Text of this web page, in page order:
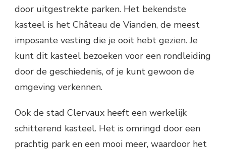
door uitgestrekte parken. Het bekendste
kasteel is het Château de Vianden, de meest
imposante vesting die je ooit hebt gezien. Je
kunt dit kasteel bezoeken voor een rondleiding
door de geschiedenis, of je kunt gewoon de
omgeving verkennen.
Ook de stad Clervaux heeft een werkelijk
schitterend kasteel. Het is omringd door een
prachtig park en een mooi meer, waardoor het